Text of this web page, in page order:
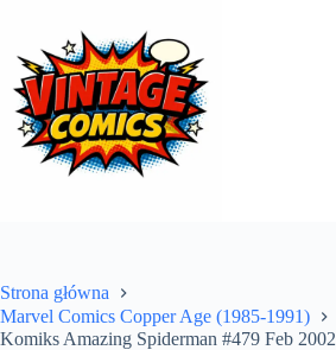
treści
Strona główna
Marvel Comics Copper Age (1985-1991)
Komiks Amazing Spiderman #479 Feb 2002